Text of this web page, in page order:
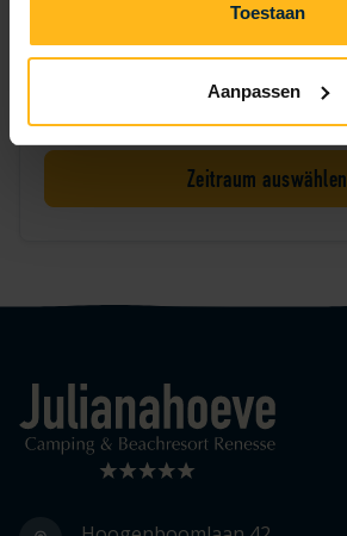
Toestaan
Aanpassen
Jetzt den Aufenthalt buchen
Zeitraum auswählen
Logo Julianahoeve